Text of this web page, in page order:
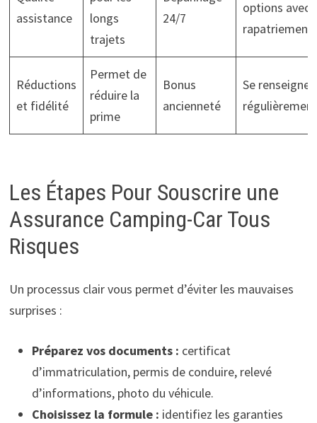
assistance
longs
trajets
24/7
options avec
rapatriement
Réductions
et fidélité
Permet de
réduire la
prime
Bonus
ancienneté
Se renseigner
régulièrement
Les Étapes Pour Souscrire une
Assurance Camping-Car Tous
Risques
Un processus clair vous permet d’éviter les mauvaises
surprises :
Préparez vos documents : certificat
d’immatriculation, permis de conduire, relevé
d’informations, photo du véhicule.
Choisissez la formule : identifiez les garanties